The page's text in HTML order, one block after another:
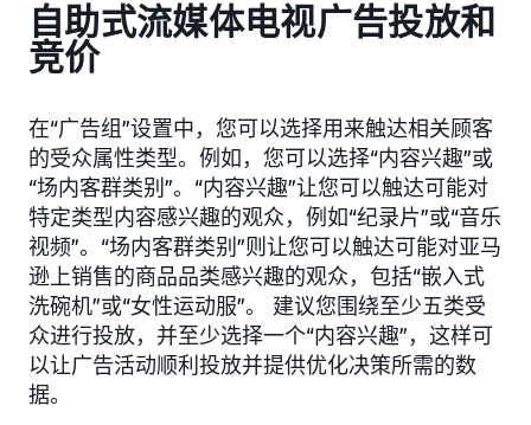
自助式流媒体电视广告投放和
竞价
在“广告组”设置中，您可以选择用来触达相关顾客
的受众属性类型。例如，您可以选择“内容兴趣”或
“场内客群类别”。“内容兴趣”让您可以触达可能对
特定类型内容感兴趣的观众，例如“纪录片”或“音乐
视频”。“场内客群类别”则让您可以触达可能对亚马
逊上销售的商品品类感兴趣的观众，包括“嵌入式
洗碗机”或“女性运动服”。 建议您围绕至少五类受
众进行投放，并至少选择一个“内容兴趣”，这样可
以让广告活动顺利投放并提供优化决策所需的数
据。